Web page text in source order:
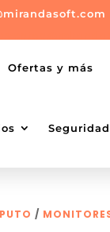
Ofertas y más
Seguridad
/